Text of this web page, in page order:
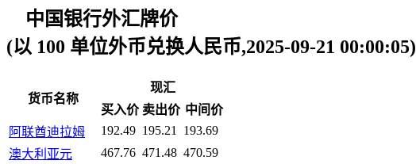
中国银行外汇牌价
(以 100 单位外币兑换人民币,2025-09-21 00:00:05)
货币名称
现汇
买入价 卖出价 中间价
阿联酋迪拉姆
192.49 195.21
193.69
澳大利亚元
467.76 471.48 470.59